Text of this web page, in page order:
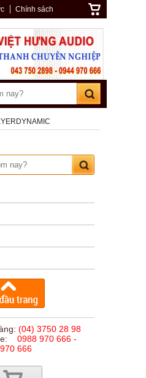
Chính sách
(04) 3750 28 98
0988 970 666 -
666